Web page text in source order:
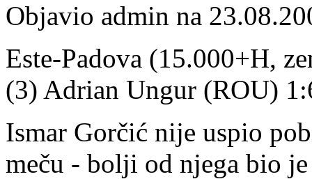
Objavio admin na
Este-Padova (15.000+H,
(3) Adrian Ungur (ROU)
Ismar Gorčić nije uspio
meču - bolji od njega bio